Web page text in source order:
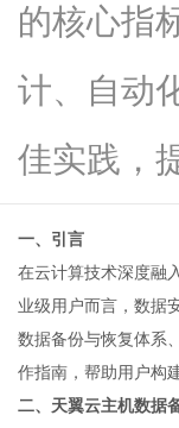
的核心指
计、自动
佳实践，
一、引言
在云计算技术深度融
业级用户而言，数据
数据备份与恢复体系
作指南，帮助用户构
二、天翼云主机数据